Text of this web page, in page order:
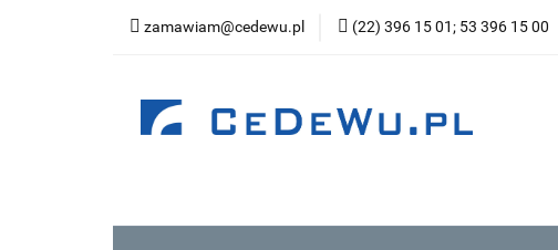
zamawiam@cedewu.pl (22) 396 15 01; 53 396 15 00
Kategorie Nowości
Wydawnictwo